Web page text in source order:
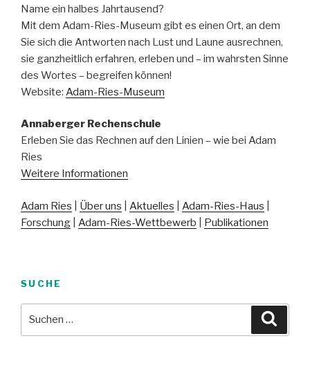
Name ein halbes Jahrtausend?
Mit dem Adam-Ries-Museum gibt es einen Ort, an dem
Sie sich die Antworten nach Lust und Laune ausrechnen,
sie ganzheitlich erfahren, erleben und – im wahrsten Sinne
des Wortes – begreifen können!
Website: Adam-Ries-Museum
Annaberger Rechenschule
Erleben Sie das Rechnen auf den Linien – wie bei Adam
Ries
Weitere Informationen
Adam Ries Über uns Aktuelles Adam-Ries-Haus
Forschung
Adam-Ries-Wettbewerb Publikationen
SUCHE